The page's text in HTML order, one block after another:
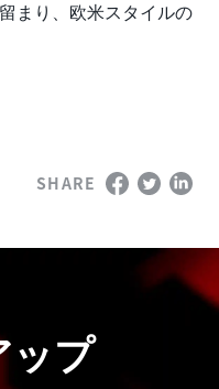
まり、欧米スタイルの
SHARE
ップ